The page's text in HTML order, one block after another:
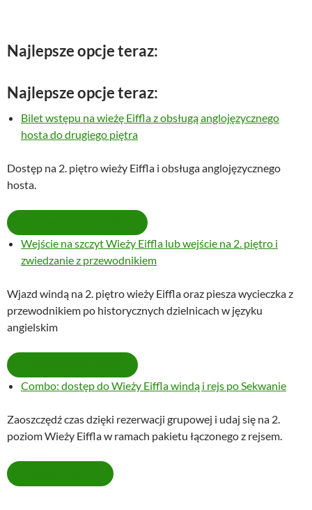
Najlepsze opcje teraz:
Najlepsze opcje teraz:
Bilet wstępu na wieżę Eiffla z obsługą anglojęzycznego
hosta do drugiego piętra
Dostęp na 2. piętro wieży Eiffla i obsługa anglojęzycznego
hosta.
Wejście na szczyt Wieży Eiffla lub wejście na 2. piętro i
zwiedzanie z przewodnikiem
Wjazd windą na 2. piętro wieży Eiffla oraz piesza wycieczka z
przewodnikiem po historycznych dzielnicach w języku
angielskim
Combo: dostęp do Wieży Eiffla windą i rejs po Sekwanie
Zaoszczędź czas dzięki rezerwacji grupowej i udaj się na 2.
poziom Wieży Eiffla w ramach pakietu łączonego z rejsem.